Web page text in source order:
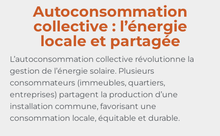
Autoconsommation
collective : l’énergie
locale et partagée
L’autoconsommation collective révolutionne la
gestion de l’énergie solaire. Plusieurs
consommateurs (immeubles, quartiers,
entreprises) partagent la production d’une
installation commune, favorisant une
consommation locale, équitable et durable.